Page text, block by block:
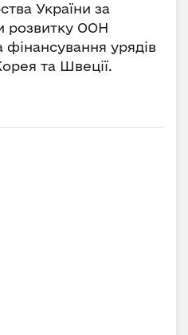
України за
розвитку ООН
урядів
та Швеції.